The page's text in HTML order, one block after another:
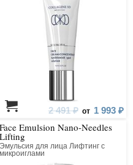
2 491 ₽ от 1 993 ₽
Face Emulsion Nano-Needles
Lifting
Эмульсия для лица Лифтинг с
микроиглами